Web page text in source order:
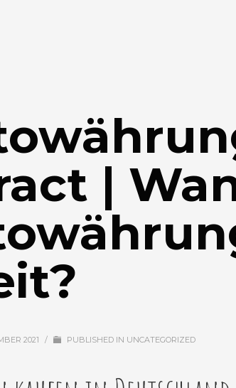
|
2021 / PUBLISHED IN UNCATEGORIZED